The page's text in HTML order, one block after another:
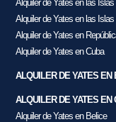
Alquiler de Yates en las
Alquiler de Yates en las
Alquiler de Yates en
Alquiler de Yates en Cuba
ALQUILER DE YATES EN
ALQUILER DE YATES EN
Alquiler de Yates en Belice